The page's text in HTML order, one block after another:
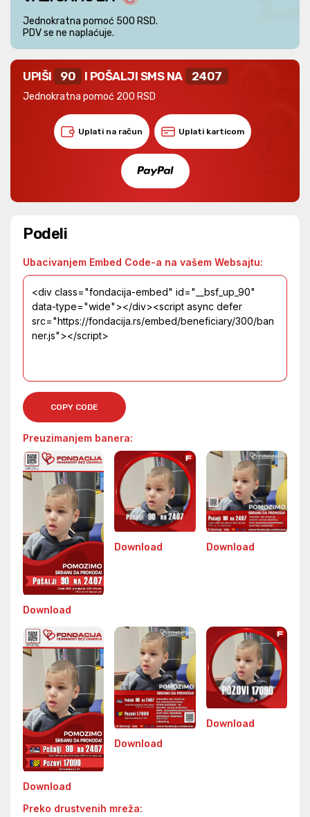
Jednokratna pomoć 500 RSD.
PDV se ne naplaćuje.
UPIŠI 90 I POŠALJI SMS NA 2407
Jednokratna pomoć 200 RSD
Uplati na račun Uplati karticom
Podeli
Ubacivanjem Embed Code-a na vašem Websajtu:
COPY CODE
Preuzimanjem banera:
Download
Download Download
Download
Download
Download
Preko drustvenih mreža: